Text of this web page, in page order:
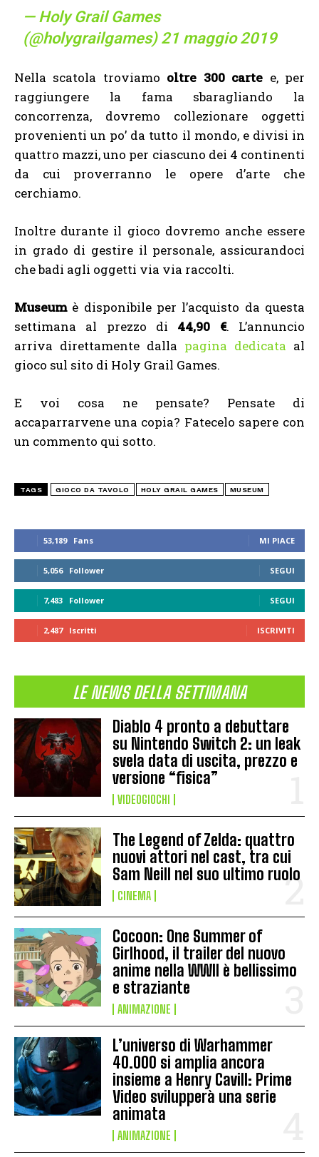
53,189 Fans MI PIACE
5,056 Follower SEGUI
7,483 Follower SEGUI
2,487 Iscritti ISCRIVITI
LE NEWS DELLA SETTIMANA
Diablo 4 pronto a debuttare
su Nintendo Switch 2: un leak
svela data di uscita, prezzo e
versione “fisica”
VIDEOGIOCHI
The Legend of Zelda: quattro
nuovi attori nel cast, tra cui
Sam Neill nel suo ultimo ruolo
CINEMA
Cocoon: One Summer of
Girlhood, il trailer del nuovo
anime nella WWII è bellissimo
e straziante
ANIMAZIONE
L’universo di Warhammer
40.000 si amplia ancora
insieme a Henry Cavill: Prime
Video svilupperà una serie
animata
ANIMAZIONE
— Holy Grail Games
(@holygrailgames) 21 maggio 2019
Nella scatola troviamo oltre 300 carte e, per
raggiungere la fama sbaragliando la
concorrenza, dovremo collezionare oggetti
provenienti un po’ da tutto il mondo, e divisi in
quattro mazzi, uno per ciascuno dei 4 continenti
da cui proverranno le opere d’arte che
cerchiamo.
Inoltre durante il gioco dovremo anche essere
in grado di gestire il personale, assicurandoci
che badi agli oggetti via via raccolti.
Museum è disponibile per l’acquisto da questa
settimana al prezzo di 44,90 €. L’annuncio
arriva direttamente dalla pagina dedicata al
gioco sul sito di Holy Grail Games.
E voi cosa ne pensate? Pensate di
accaparrarvene una copia? Fatecelo sapere con
un commento qui sotto.
TAGS GIOCO DA TAVOLO HOLY GRAIL GAMES MUSEUM